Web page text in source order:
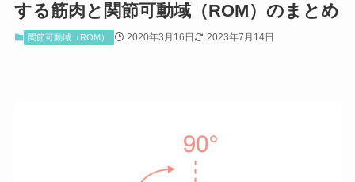
する筋肉と関節可動域（ROM）のまとめ
関節可動域（ROM） 2020年3月16日 2023年7月14日